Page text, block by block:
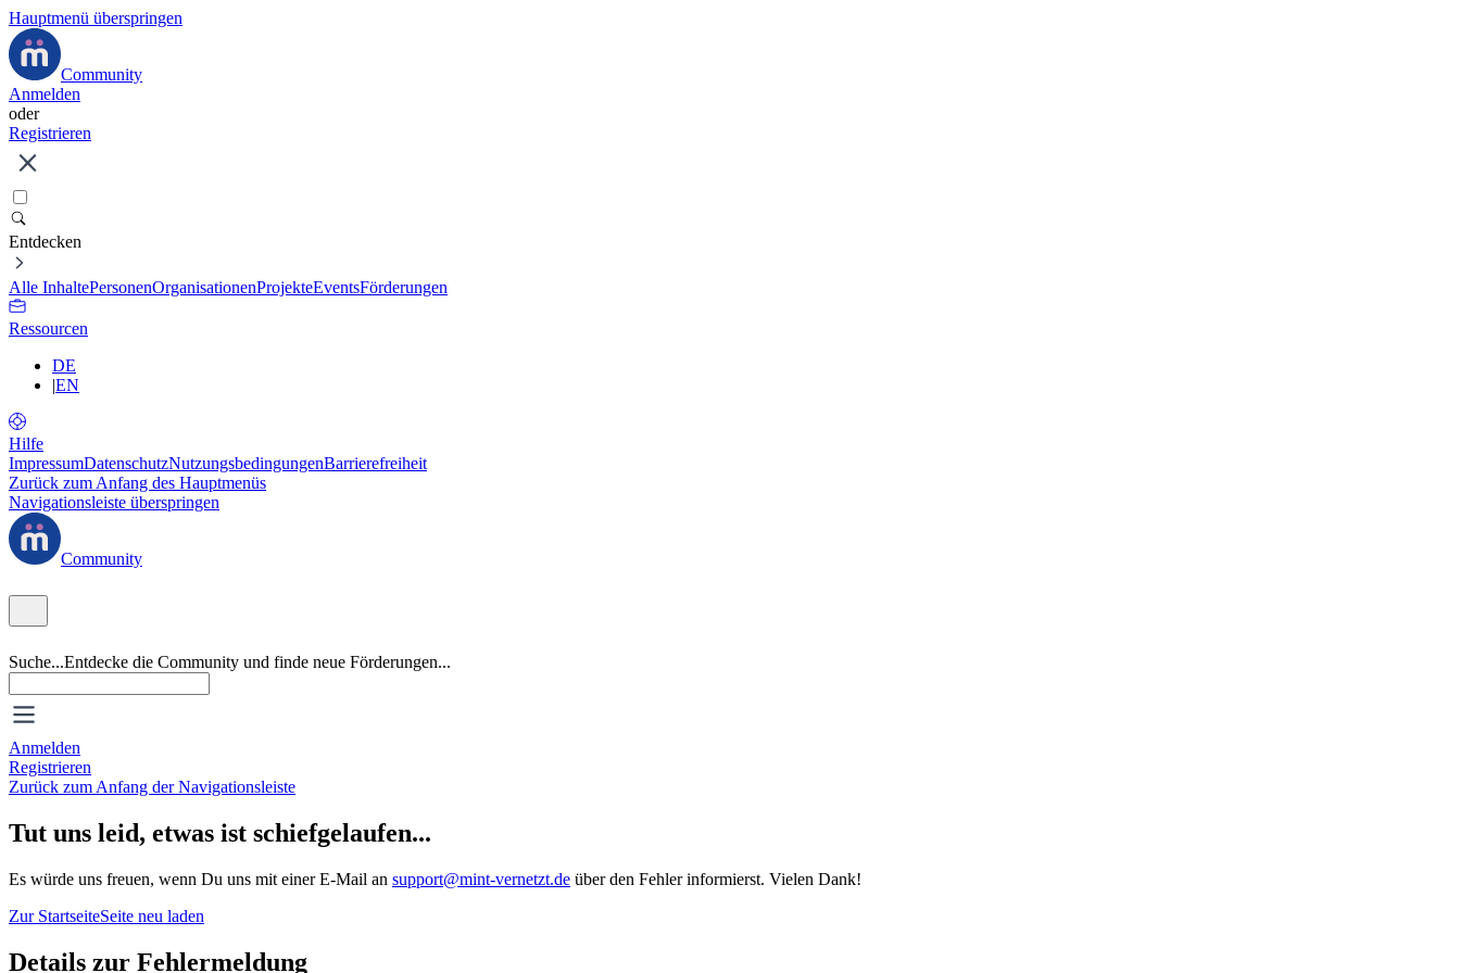
Hauptmenü überspringen
Community
Anmelden
oder
Registrieren
Entdecken
Alle InhaltePersonenOrganisationenProjekteEventsFörderungen
Ressourcen
DE
|EN
Hilfe
ImpressumDatenschutzNutzungsbedingungenBarrierefreiheit
Zurück zum Anfang des Hauptmenüs
Navigationsleiste überspringen
Community
Suche...Entdecke die Community und finde neue Förderungen...
Anmelden
Registrieren
Zurück zum Anfang der Navigationsleiste
Tut uns leid, etwas ist schiefgelaufen...
Es würde uns freuen, wenn Du uns mit einer E-Mail an support@mint-vernetzt.de über den Fehler informierst. Vielen Dank!
Zur StartseiteSeite neu laden
Details zur Fehlermeldung